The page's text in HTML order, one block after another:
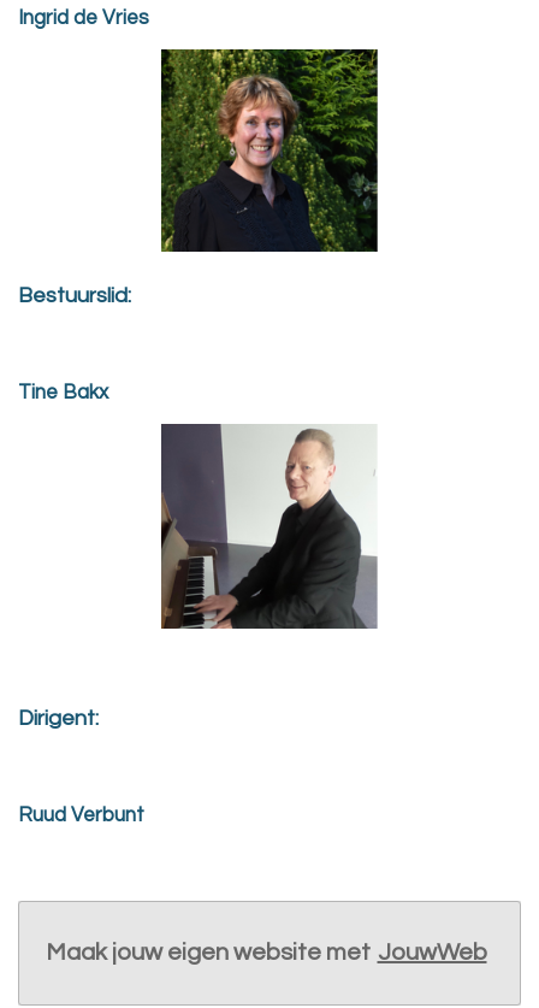
Ingrid de Vries
Bestuurslid:
Tine Bakx
Dirigent:
Ruud Verbunt
Maak jouw eigen website met JouwWeb